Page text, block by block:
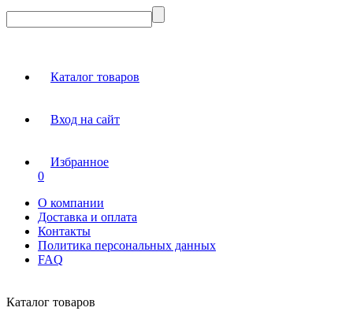
Каталог товаров
Вход на сайт
Избранное
0
О компании
Доставка и оплата
Контакты
Политика персональных данных
FAQ
Каталог товаров